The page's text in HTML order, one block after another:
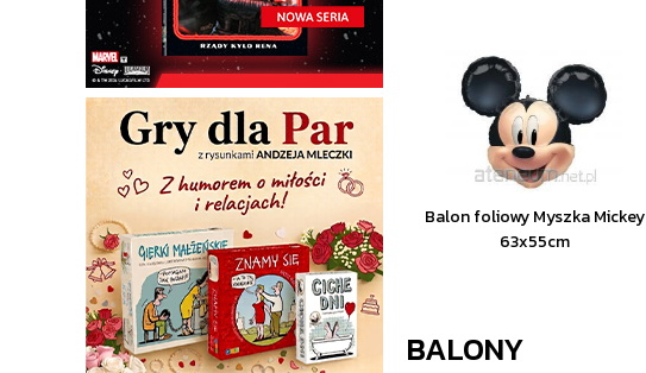
Balon foliowy Myszka Mickey
63x55cm
BALONY